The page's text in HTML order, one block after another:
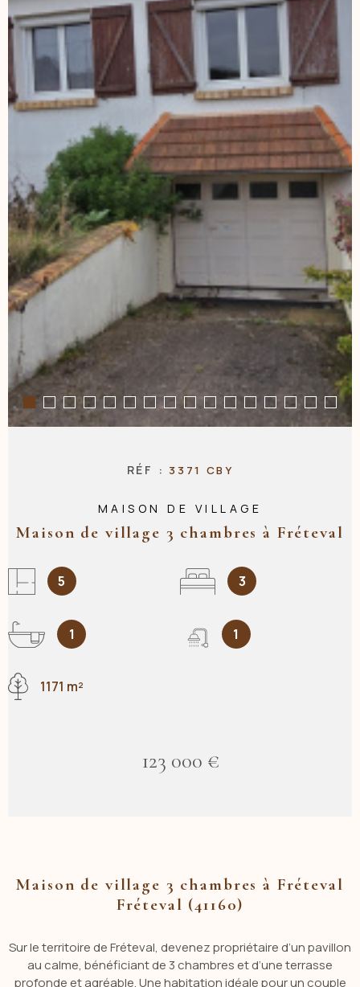
NOS
CONTACT
RÉF : 3371 CBY
MAISON DE VILLAGE
Maison de village 3 chambres à Fréteval
5 3
1 1
1171 m²
123 000 €
Maison de village 3 chambres à Fréteval
Fréteval (41160)
Sur le territoire deFréteval, devenez propriétaire d’un pavillon
au calme, bénéficiant de 3 chambres et d’une terrasse
profonde et agréable. Une habitation idéale pour un couple